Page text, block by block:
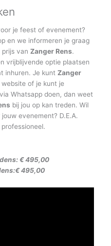
je feest of evenement?
en we informeren je graag
van Zanger Rens.
vrijblijvende optie plaatsen
inhuren. Je kunt Zanger
of je kunt je
Whatsapp doen, dan weet
bij jou op kan treden. Wil
evenement? D.E.A.
€ 495,00
495,00